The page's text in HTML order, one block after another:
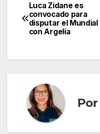
Navegación
de
Luca Zidane es
convocado para
disputar el Mundial
con Argelia
Por